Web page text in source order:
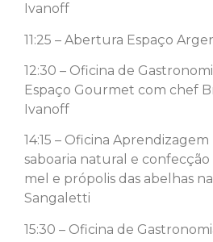
Ivanoff
11:25 – Abertura Espaço
12:30 – Oficina de
Espaço Gourmet com chef
Ivanoff
14:15 – Oficina
saboaria natural e
mel e própolis das abelhas
Sangaletti
15:30 – Oficina de